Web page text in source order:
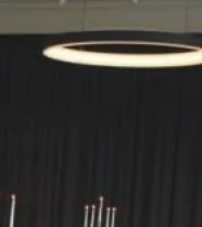
Tel.: Tel.: 09078-
www.alte-
Airbräu am